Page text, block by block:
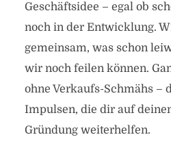
Geschäftsidee – egal ob
noch in der Entwicklung.
gemeinsam, was schon
wir noch feilen können.
ohne Verkaufs-Schmähs –
Impulsen, die dir auf
Gründung weiterhelfen.